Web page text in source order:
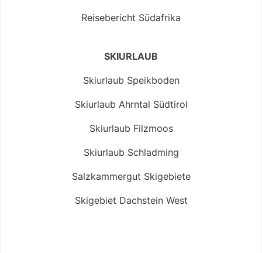
Reisebericht Südafrika
SKIURLAUB
Skiurlaub Speikboden
Skiurlaub Ahrntal Südtirol
Skiurlaub Filzmoos
Skiurlaub Schladming
Salzkammergut Skigebiete
Skigebiet Dachstein West